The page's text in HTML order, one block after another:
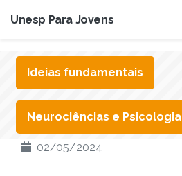
Unesp Para Jovens
Ideias fundamentais
Neurociências e Psicologia
02/05/2024